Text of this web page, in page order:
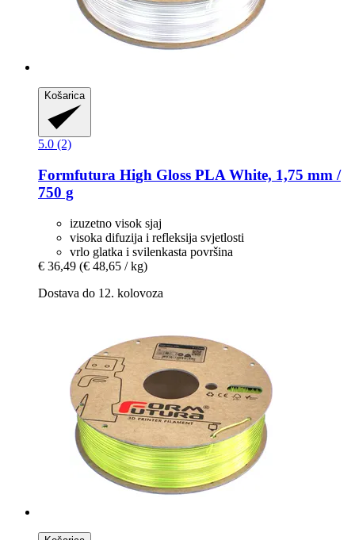
Košarica
5.0 (2)
Formfutura High Gloss PLA White, 1,75 mm /
750 g
izuzetno visok sjaj
visoka difuzija i refleksija svjetlosti
vrlo glatka i svilenkasta površina
€ 36,49 (€ 48,65 / kg)
Dostava do 12. kolovoza